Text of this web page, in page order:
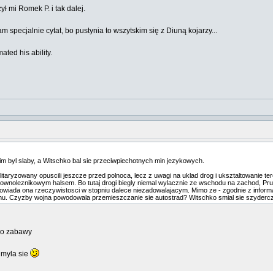
mi Romek P. i tak dalej.
specjalnie cytat, bo pustynia to wszytskim się z Diuną kojarzy...
his ability.
byl slaby, a Witschko bal sie przeciwpiechotnych min jezykowych.
opuscili jeszcze przed polnoca, lecz z uwagi na uklad drog i uksztaltowanie
halsem. Bo tutaj drogi biegly niemal wylacznie ze wschodu na zachod,
ona rzeczywistosci w stopniu dalece niezadowalajacym. Mimo ze - zgodnie z
Czyzby wojna powodowala przemieszczanie sie autostrad? Witschko smial sie
zabawy
sie